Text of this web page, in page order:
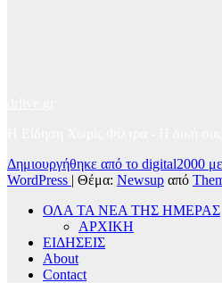
Δημιουργήθηκε από το digital2000
WordPress | Θέμα: Newsup από
ΟΛΑ ΤΑ ΝΕΑ ΤΗΣ ΗΜΕΡΑΣ
ΑΡΧΙΚΗ
ΕΙΔΗΣΕΙΣ
About
Contact